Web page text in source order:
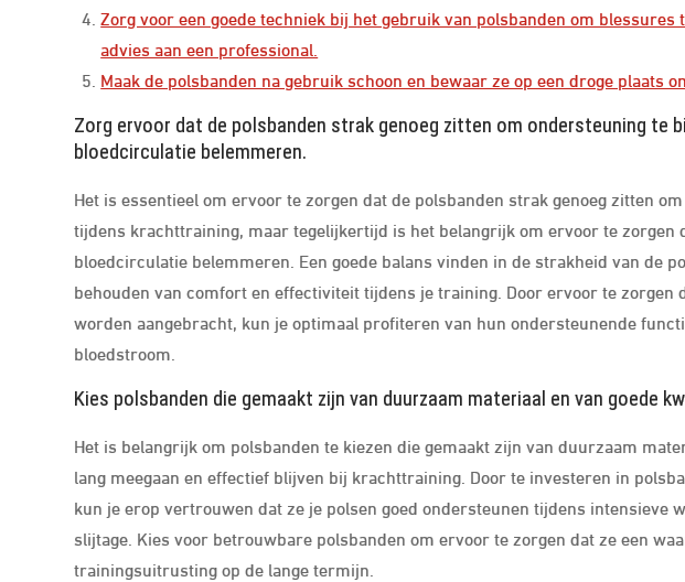
Zorg voor een goede techniek bij het gebruik van polsbanden om blessures
advies aan een professional.
Maak de polsbanden na gebruik schoon en bewaar ze op een droge plaats
Zorg ervoor dat de polsbanden strak genoeg zitten om ondersteuning te
bloedcirculatie belemmeren.
Het is essentieel om ervoor te zorgen dat de polsbanden strak genoeg zitten
tijdens krachttraining, maar tegelijkertijd is het belangrijk om ervoor te zorgen
bloedcirculatie belemmeren. Een goede balans vinden in de strakheid van de
behouden van comfort en effectiviteit tijdens je training. Door ervoor te zorgen
worden aangebracht, kun je optimaal profiteren van hun ondersteunende
bloedstroom.
Kies polsbanden die gemaakt zijn van duurzaam materiaal en van goede
Het is belangrijk om polsbanden te kiezen die gemaakt zijn van duurzaam
lang meegaan en effectief blijven bij krachttraining. Door te investeren in
kun je erop vertrouwen dat ze je polsen goed ondersteunen tijdens intensieve
slijtage. Kies voor betrouwbare polsbanden om ervoor te zorgen dat ze een
trainingsuitrusting op de lange termijn.